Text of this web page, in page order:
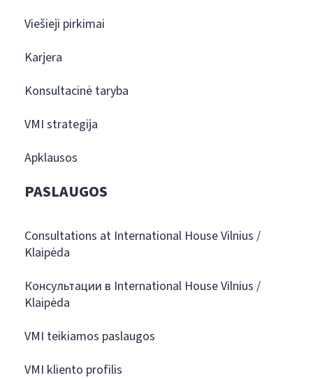
Viešieji pirkimai
Karjera
Konsultacinė taryba
VMI strategija
Apklausos
PASLAUGOS
Consultations at International House Vilnius /
Klaipėda
Консультации в International House Vilnius /
Klaipėda
VMI teikiamos paslaugos
VMI kliento profilis